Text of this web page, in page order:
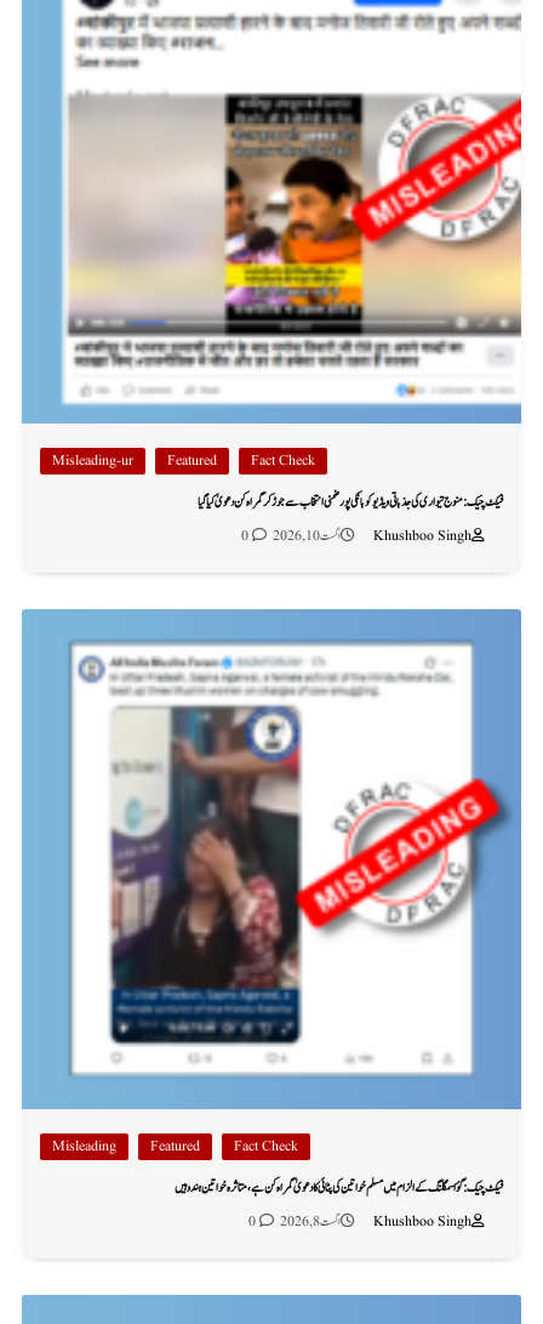
Fact Check
Featured
Misleading-ur
فیکٹ چیک: منوج تیواری کی جذباتی ویڈیو کو بانکی پور ضمنی انتخاب سے جوڑ کر گمراہ کن دعویٰ کیا گیا
Khushboo Singh
اگست 10, 2026 0
Fact Check
Featured
Misleading
فیکٹ چیک: گؤ اسمگلنگ کے الزام میں مسلم خواتین کی پٹائی کا دعویٰ گمراہ کن ہے، متاثرہ خواتین ہندو ہیں
Khushboo Singh
اگست 8, 2026 0